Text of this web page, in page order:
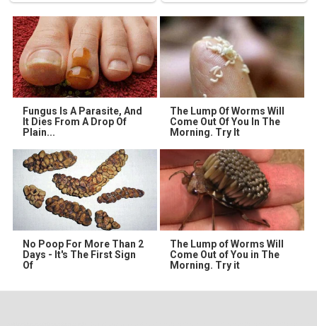
Fungus Is A Parasite, And
It Dies From A Drop Of
Plain...
The Lump Of Worms Will
Come Out Of You In The
Morning. Try It
No Poop For More Than 2
Days - It's The First Sign
Of
The Lump of Worms Will
Come Out of You in The
Morning. Try it